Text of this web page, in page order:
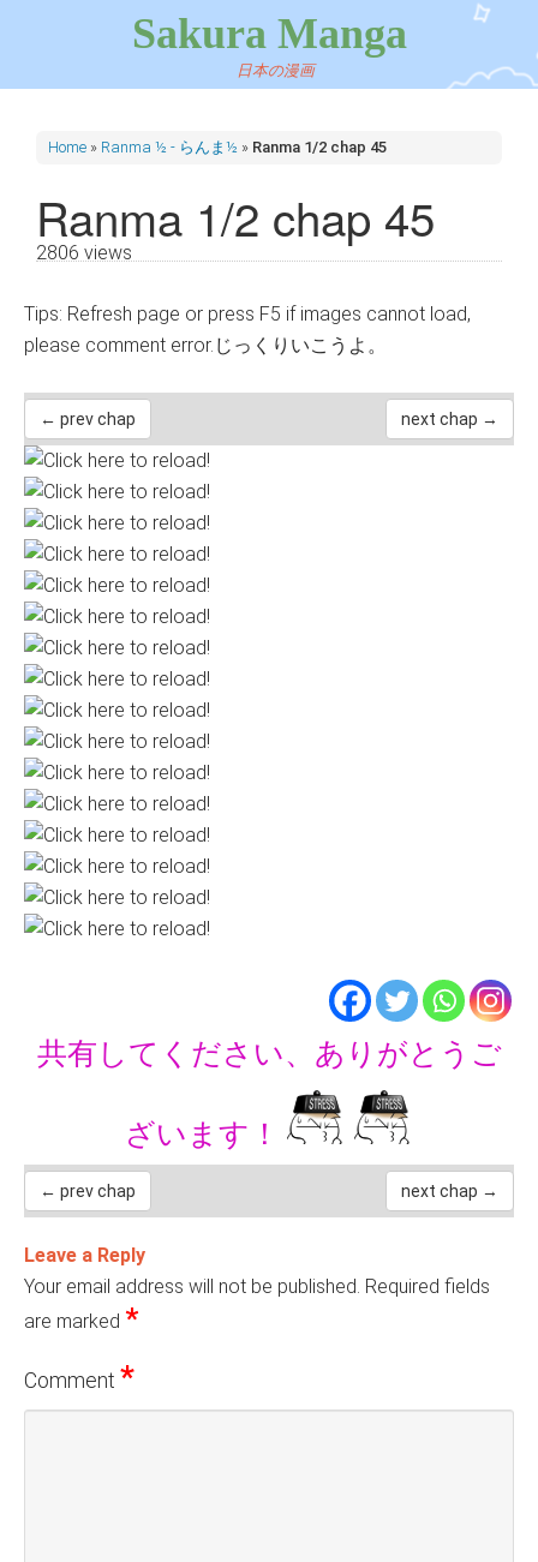
Sakura Manga
日本の漫画
Home » Ranma ½ - らんま½ » Ranma 1/2 chap 45
Ranma 1/2 chap 45
2806 views
Tips: Refresh page or press F5 if images cannot load,
please comment error.じっくりいこうよ。
← prev chap next chap →
共有してください、ありがとうご
ざいます！
← prev chap next chap →
Leave a Reply
Your email address will not be published. Required fields
are marked *
Comment *